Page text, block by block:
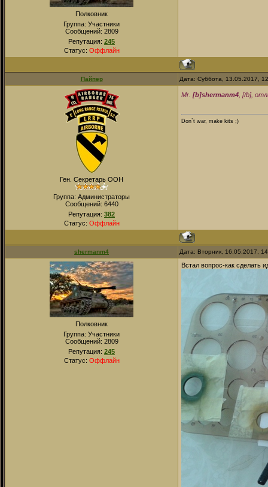
Полковник
Группа: Участники
Сообщений: 2809
Репутация: 245
Статус: Оффлайн
Пайпер Дата: Суббота, 13.05.2017,
Ген. Секретарь ООН
Группа: Администраторы
Сообщений: 6440
Репутация: 382
Статус: Оффлайн
Mr. [b]shermanm4 , [/b],
Don`t war, make kits ;)
shermanm4 Дата: Вторник, 16.05.2017,
Полковник
Группа: Участники
Сообщений: 2809
Репутация: 245
Статус: Оффлайн
Встал вопрос-как сделать